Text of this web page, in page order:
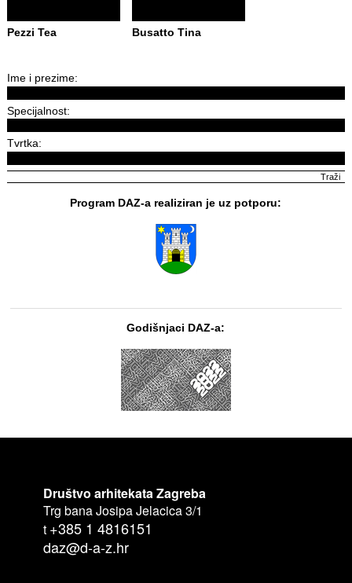
Pezzi Tea Busatto Tina
Ime i prezime:
Specijalnost:
Tvrtka:
Program DAZ-a realiziran je uz potporu:
Godišnjaci DAZ-a:
Društvo arhitekata Zagreba
Trg bana Josipa Jelacica 3/1
t +385 1 4816151
daz@d-a-z.hr